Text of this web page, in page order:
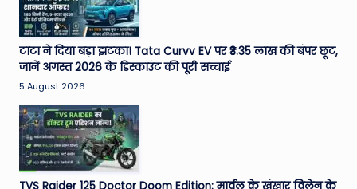
टाटा ने दिया बड़ा झटका! Tata Curvv EV पर ₹3.35 लाख की बंपर छूट,
जानें अगस्त 2026 के डिस्काउंट की पूरी सच्चाई
5 August 2026